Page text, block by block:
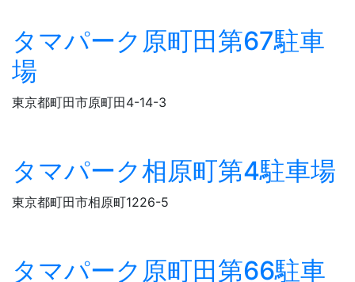
タマパーク原町田第67駐車
場
東京都町田市原町田4-14-3
タマパーク相原町第4駐車場
東京都町田市相原町1226-5
タマパーク原町田第66駐車